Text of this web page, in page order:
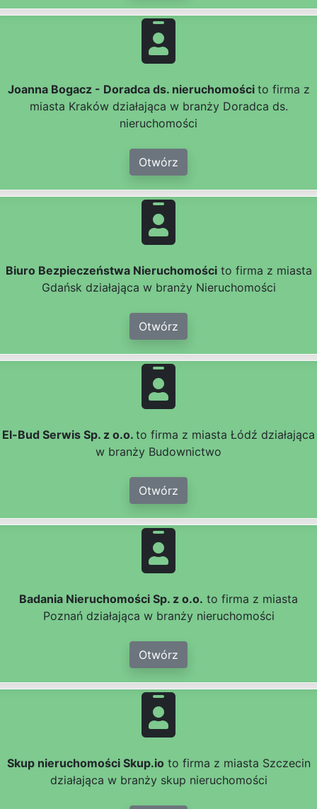
Joanna Bogacz - Doradca ds. nieruchomości to firma z
miasta Kraków działająca w branży Doradca ds.
nieruchomości
Otwórz
Biuro Bezpieczeństwa Nieruchomościto firma z miasta
Gdańsk działająca w branży Nieruchomości
Otwórz
El-Bud Serwis Sp. z o.o. to firma z miasta Łódź działająca
w branży Budownictwo
Otwórz
Badania Nieruchomości Sp. z o.o. to firma z miasta
Poznań działająca w branży nieruchomości
Otwórz
Skup nieruchomości Skup.io to firma z miasta Szczecin
działająca w branży skup nieruchomości